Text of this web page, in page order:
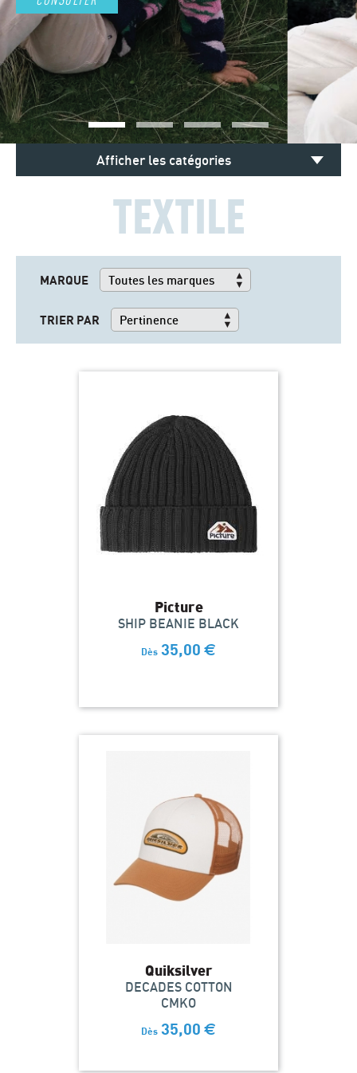
Afficher les catégories
TEXTILE
MARQUE
TRIER PAR
Picture
SHIP BEANIE BLACK
Dès 35,00 €
Quiksilver
DECADES COTTON
CMKO
Dès 35,00 €